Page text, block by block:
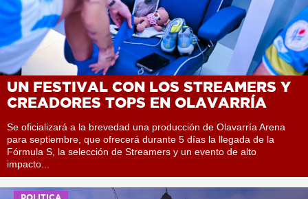
UN FESTIVAL CON LOS STREAMERS Y
CREADORES TOPS EN OLAVARRÍA
Se oficializará a la brevedad una producción de Olavarría Arena
para septiembre, que ofrecerá durante 5 días la llegada de la
Fórmula S, la selección de Streamers y un evento de alto
impacto...
POLITICA